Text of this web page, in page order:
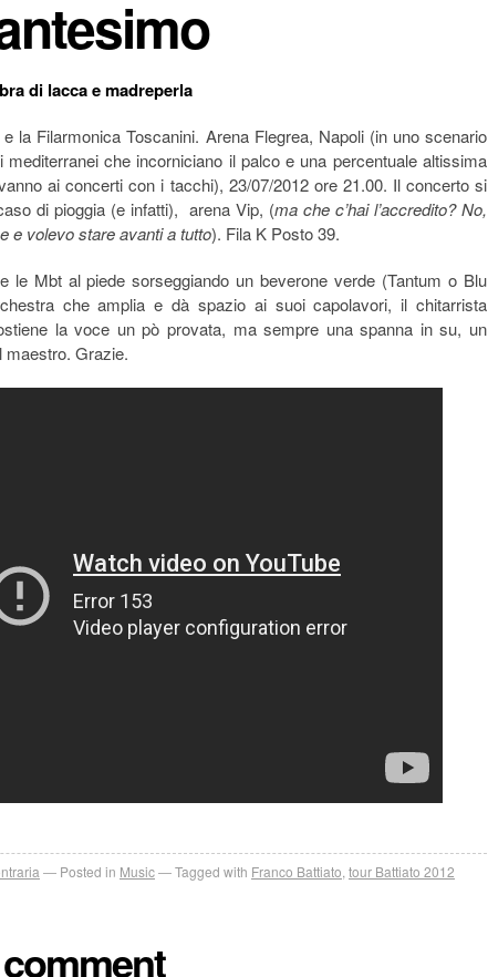
di lacca e madreperla
la Filarmonica Toscanini. Arena Flegrea, Napoli (in uno scenario
mediterranei che incorniciano il palco e una percentuale altissima
ai concerti con i tacchi), 23/07/2012 ore 21.00. Il concerto si
di pioggia (e infatti), arena Vip, (ma che c’hai l’accredito? No,
e volevo stare avanti a tutto). Fila K Posto 39.
le Mbt al piede sorseggiando un beverone verde (Tantum o Blu
che amplia e dà spazio ai suoi capolavori, il chitarrista
la voce un pò provata, ma sempre una spanna in su, un
maestro. Grazie.
Posted in Music Tagged with Franco Battiato tour Battiato 2012